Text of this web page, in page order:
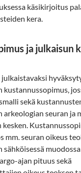
käsikirjoitus
kera.
ja julkaisun
julkaistavaksi
kustannussopimus,
sekä
arkeologian seuran ja
mm. seuran oikeus
ajan pituus sekä